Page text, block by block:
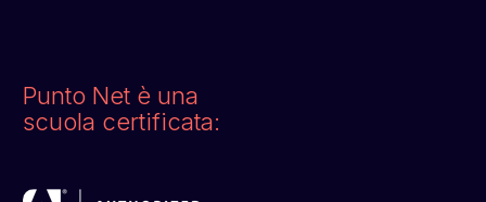
Punto Net è una
scuola certificata: